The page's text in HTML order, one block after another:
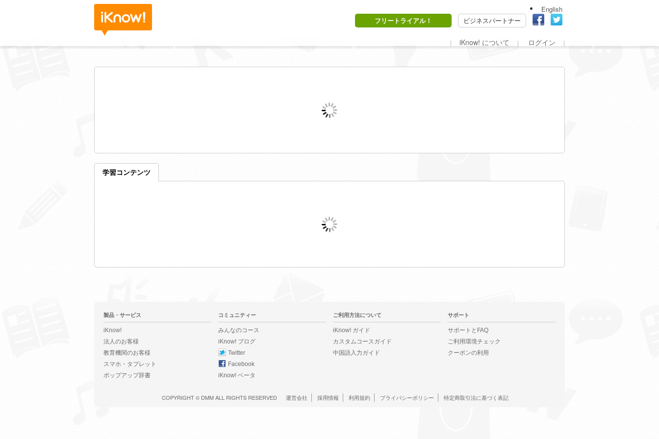
English
フリートライアル！
ビジネスパートナー
iKnow! について ログイン
学習コンテンツ
製品・サービス
iKnow!
法人のお客様
教育機関のお客様
スマホ・タブレット
ポップアップ辞書
コミュニティー
みんなのコース
iKnow! ブログ
Twitter
Facebook
iKnow! ベータ
ご利用方法について
iKnow! ガイド
カスタムコースガイド
中国語入力ガイド
サポート
サポートとFAQ
ご利用環境チェック
クーポンの利用
COPYRIGHT © DMMALL RIGHTS RESERVED 運営会社 採用情報 利用規約 プライバシーポリシー 特定商取引法に基づく表記